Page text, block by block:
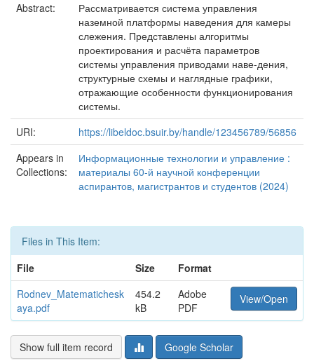
Abstract:
Рассматривается система управления
наземной платформы наведения для камеры
слежения. Представлены алгоритмы
проектирования и расчёта параметров
системы управления приводами наве-дения,
структурные схемы и наглядные графики,
отражающие особенности функционирования
системы.
URI:
https://libeldoc.bsuir.by/handle/123456789/56856
Appears in
Collections:
Информационные технологии и управление :
материалы 60-й научной конференции
аспирантов, магистрантов и студентов (2024)
Files in This Item:
File
Size
Format
Rodnev_Matematichesk
aya.pdf
454.2
kB
Adobe
PDF
View/Open
Show full item record Google Scholar